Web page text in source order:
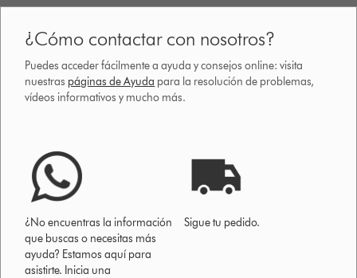
¿Cómo contactar con nosotros?
Puedes acceder fácilmente a ayuda y consejos online: visita
nuestras páginas de Ayuda para la resolución de problemas,
vídeos informativos y mucho más.
¿No encuentras la información
que buscas o necesitas más
ayuda? Estamos aquí para
asistirte. Inicia una
Sigue tu pedido.